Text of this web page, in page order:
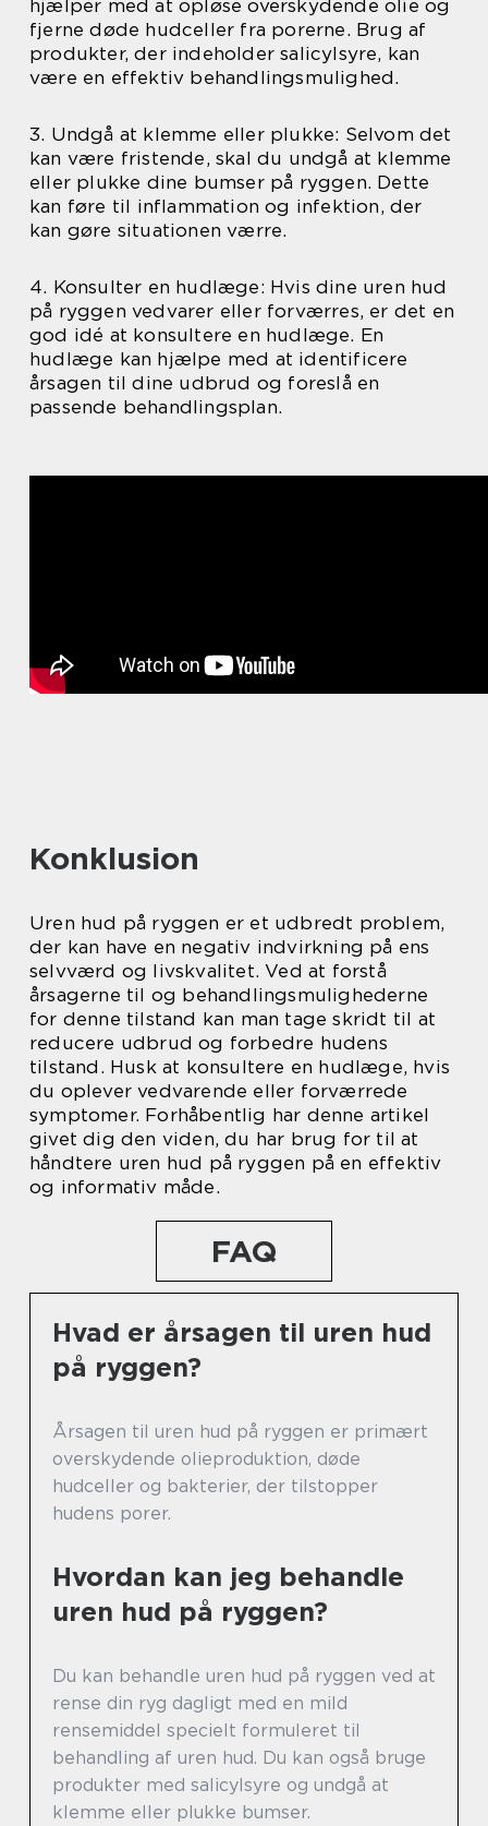
hjælper med at opløse overskydende olie og
fjerne døde hudceller fra porerne. Brug af
produkter, der indeholder salicylsyre, kan
være en effektiv behandlingsmulighed.
3. Undgå at klemme eller plukke: Selvom det
kan være fristende, skal du undgå at klemme
eller plukke dine bumser på ryggen. Dette
kan føre til inflammation og infektion, der
kan gøre situationen værre.
4. Konsulter en hudlæge: Hvis dine uren hud
på ryggen vedvarer eller forværres, er det en
god idé at konsultere en hudlæge. En
hudlæge kan hjælpe med at identificere
årsagen til dine udbrud og foreslå en
passende behandlingsplan.
Konklusion
Uren hud på ryggen er et udbredt problem,
der kan have en negativ indvirkning på ens
selvværd og livskvalitet. Ved at forstå
årsagerne til og behandlingsmulighederne
for denne tilstand kan man tage skridt til at
reducere udbrud og forbedre hudens
tilstand. Husk at konsultere en hudlæge, hvis
du oplever vedvarende eller forværrede
symptomer. Forhåbentlig har denne artikel
givet dig den viden, du har brug for til at
håndtere uren hud på ryggen på en effektiv
og informativ måde.
FAQ
Hvad er årsagen til uren hud
på ryggen?
Årsagen til uren hud på ryggen er primært
overskydende olieproduktion, døde
hudceller og bakterier, der tilstopper
hudens porer.
Hvordan kan jeg behandle
uren hud på ryggen?
Du kan behandle uren hud på ryggen ved at
rense din ryg dagligt med en mild
rensemiddel specielt formuleret til
behandling af uren hud. Du kan også bruge
produkter med salicylsyre og undgå at
klemme eller plukke bumser.